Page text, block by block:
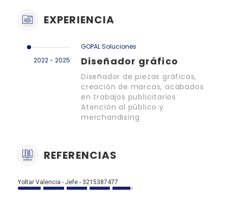
EXPERIENCIA
2022 - 2025
GOPAL Soluciones
Diseñador gráfico
Diseñador de piezas gráficas,
creación de marcas, acabados
en trabajos publicitarios
Atención al público y
merchandising
REFERENCIAS
Yoltar Valencia - Jefe - 3215387477